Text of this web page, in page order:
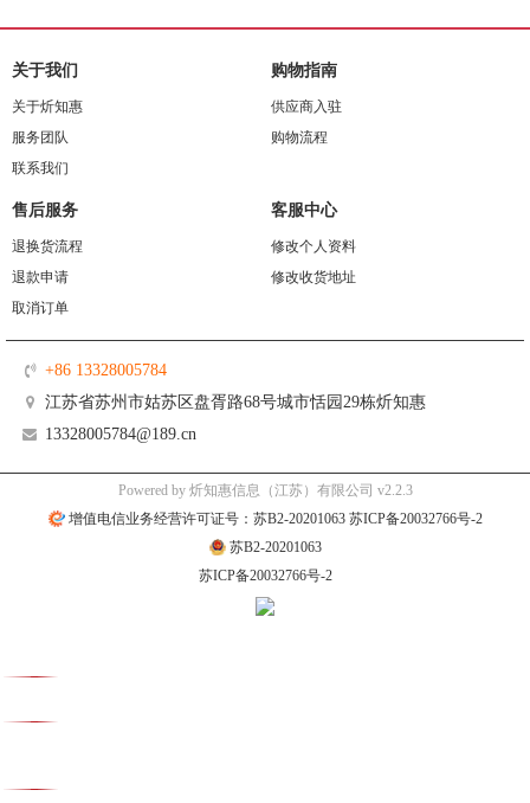
关于我们
关于炘知惠
服务团队
联系我们
购物指南
供应商入驻
购物流程
售后服务
退换货流程
退款申请
取消订单
客服中心
修改个人资料
修改收货地址
+86 13328005784
江苏省苏州市姑苏区盘胥路68号城市恬园29栋炘知惠
13328005784@189.cn
Powered by 炘知惠信息（江苏）有限公司 v2.2.3
增值电信业务经营许可证号：苏B2-20201063 苏ICP备20032766号-2
苏B2-20201063
苏ICP备20032766号-2